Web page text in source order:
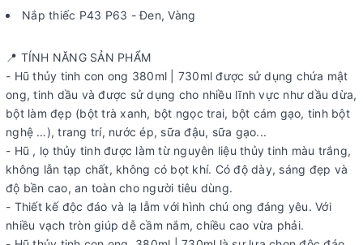
Nắp thiếc P43 P63 - Đen, Vàng
📍 TÍNH NĂNG SẢN PHẨM
- Hũ thủy tinh con ong 380ml | 730ml được sử dụng chứa mật
ong, tinh dầu và được sử dụng cho nhiều lĩnh vực như dầu dừa,
bột làm đẹp (bột trà xanh, bột ngọc trai, bột cám gạo, tinh bột
nghệ …), trang trí, nước ép, sữa đậu, sữa gạo...
- Hũ , lọ thủy tinh được làm từ nguyên liệu thủy tinh màu trắng,
không lẫn tạp chất, không có bọt khí. Có độ dày, sáng đẹp và
độ bền cao, an toàn cho người tiêu dùng.
- Thiết kế độc đáo và lạ lẫm với hình chú ong đáng yêu. Với
nhiều vạch tròn giúp dễ cầm nắm, chiều cao vừa phải.